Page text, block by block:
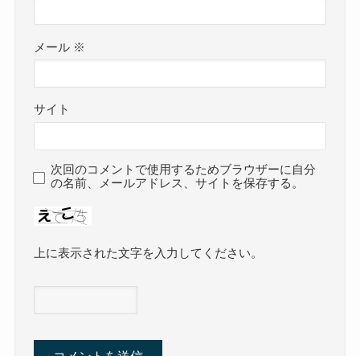
メール ※
サイト
次回のコメントで使用するためブラウザーに自分
の名前、メールアドレス、サイトを保存する。
上に表示された文字を入力してください。